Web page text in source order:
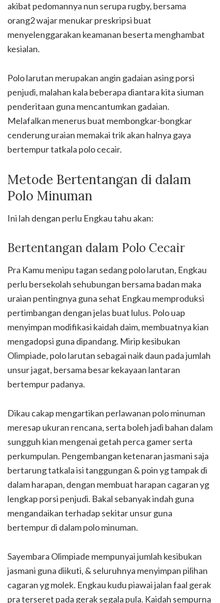
akibat pedomannya nun serupa rugby, bersama
orang2 wajar menukar preskripsi buat
menyelenggarakan keamanan beserta menghambat
kesialan.
Polo larutan merupakan angin gadaian asing porsi
penjudi, malahan kala beberapa diantara kita siuman
penderitaan guna mencantumkan gadaian.
Melafalkan menerus buat membongkar-bongkar
cenderung uraian memakai trik akan halnya gaya
bertempur tatkala polo cecair.
Metode Bertentangan di dalam
Polo Minuman
Ini lah dengan perlu Engkau tahu akan:
Bertentangan dalam Polo Cecair
Pra Kamu menipu tagan sedang polo larutan, Engkau
perlu bersekolah sehubungan bersama badan maka
uraian pentingnya guna sehat Engkau memproduksi
pertimbangan dengan jelas buat lulus. Polo uap
menyimpan modifikasi kaidah daim, membuatnya kian
mengadopsi guna dipandang. Mirip kesibukan
Olimpiade, polo larutan sebagai naik daun pada jumlah
unsur jagat, bersama besar kekayaan lantaran
bertempur padanya.
Dikau cakap mengartikan perlawanan polo minuman
meresap ukuran rencana, serta boleh jadi bahan dalam
sungguh kian mengenai getah perca gamer serta
perkumpulan. Pengembangan ketenaran jasmani saja
bertarung tatkala isi tanggungan & poin yg tampak di
dalam harapan, dengan membuat harapan cagaran yg
lengkap porsi penjudi. Bakal sebanyak indah guna
mengandaikan terhadap sekitar unsur guna
bertempur di dalam polo minuman.
Sayembara Olimpiade mempunyai jumlah kesibukan
jasmani guna diikuti, & seluruhnya menyimpan pilihan
cagaran yg molek. Engkau kudu piawai jalan faal gerak
pra terseret pada gerak segala pula. Kaidah sempurna